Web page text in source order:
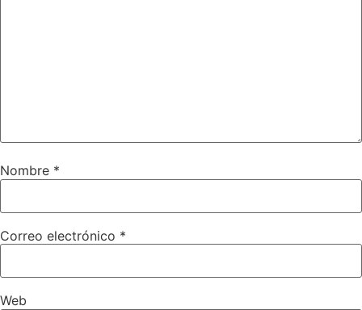
Nombre *
Correo electrónico *
Web